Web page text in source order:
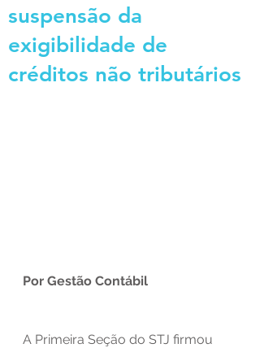
suspensão da
exigibilidade de
créditos não tributários
Por Gestão Contábil
A Primeira Seção do STJ firmou